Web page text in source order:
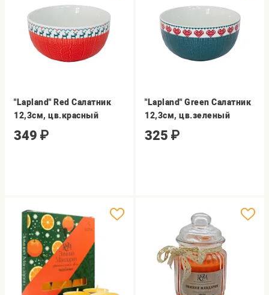
"Lapland" Red Салатник
12,3см, цв.красный
349 ₽
"Lapland" Green Салатник
12,3см, цв.зеленый
325 ₽